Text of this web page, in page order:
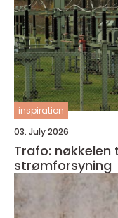
inspiration
03. July 2026
Trafo:
strømforsyning